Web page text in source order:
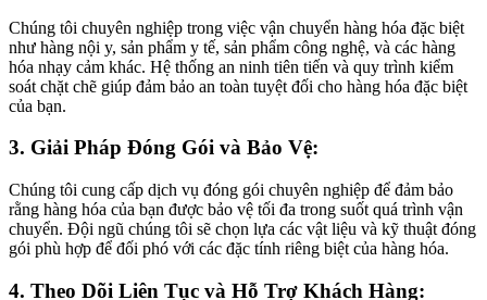
Chúng tôi chuyên nghiệp trong việc vận chuyển hàng hóa đặc biệt
như hàng nội y, sản phẩm y tế, sản phẩm công nghệ, và các hàng
hóa nhạy cảm khác. Hệ thống an ninh tiên tiến và quy trình kiểm
soát chặt chẽ giúp đảm bảo an toàn tuyệt đối cho hàng hóa đặc biệt
của bạn.
3. Giải Pháp Đóng Gói và Bảo Vệ:
Chúng tôi cung cấp dịch vụ đóng gói chuyên nghiệp để đảm bảo
rằng hàng hóa của bạn được bảo vệ tối đa trong suốt quá trình vận
chuyển. Đội ngũ chúng tôi sẽ chọn lựa các vật liệu và kỹ thuật đóng
gói phù hợp để đối phó với các đặc tính riêng biệt của hàng hóa.
4. Theo Dõi Liên Tục và Hỗ Trợ Khách Hàng: